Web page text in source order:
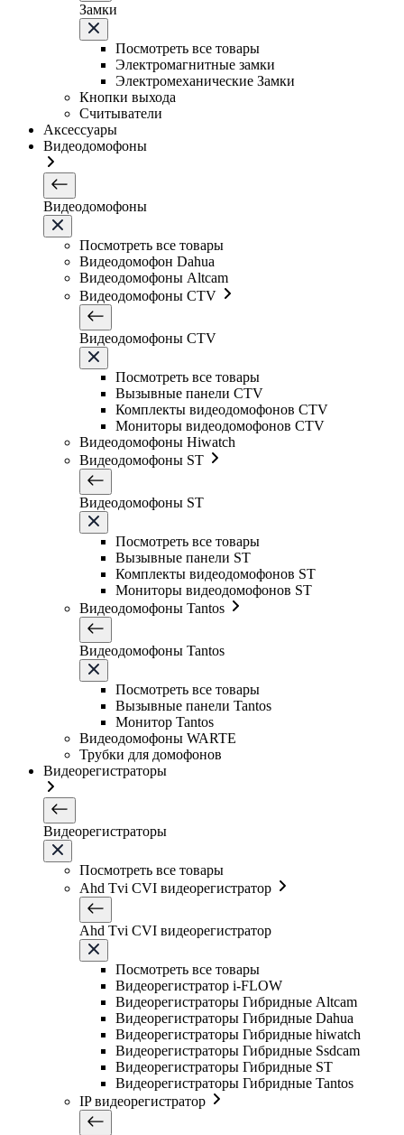
Замки
Посмотреть все товары
Электромагнитные замки
Электромеханические Замки
Кнопки выхода
Считыватели
Аксессуары
Видеодомофоны
Видеодомофоны
Посмотреть все товары
Видеодомофон Dahua
Видеодомофоны Altcam
Видеодомофоны CTV
Видеодомофоны CTV
Посмотреть все товары
Вызывные панели CTV
Комплекты видеодомофонов CTV
Мониторы видеодомофонов CTV
Видеодомофоны Hiwatch
Видеодомофоны ST
Видеодомофоны ST
Посмотреть все товары
Вызывные панели ST
Комплекты видеодомофонов ST
Мониторы видеодомофонов ST
Видеодомофоны Tantos
Видеодомофоны Tantos
Посмотреть все товары
Вызывные панели Tantos
Монитор Tantos
Видеодомофоны WARTE
Трубки для домофонов
Видеорегистраторы
Видеорегистраторы
Посмотреть все товары
Ahd Tvi CVI видеорегистратор
Ahd Tvi CVI видеорегистратор
Посмотреть все товары
Видеорегистратор i-FLOW
Видеорегистраторы Гибридные Altcam
Видеорегистраторы Гибридные Dahua
Видеорегистраторы Гибридные hiwatch
Видеорегистраторы Гибридные Ssdcam
Видеорегистраторы Гибридные ST
Видеорегистраторы Гибридные Tantos
IP видеорегистратор